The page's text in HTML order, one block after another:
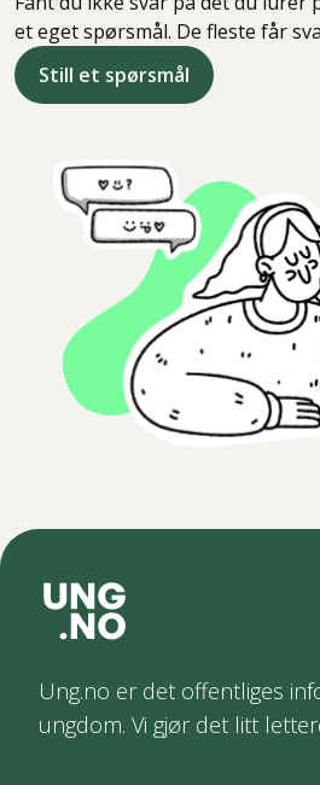
et eget spørsmål. De fleste får
Still et spørsmål
Ung.no er det offentliges
ungdom. Vi gjør det litt